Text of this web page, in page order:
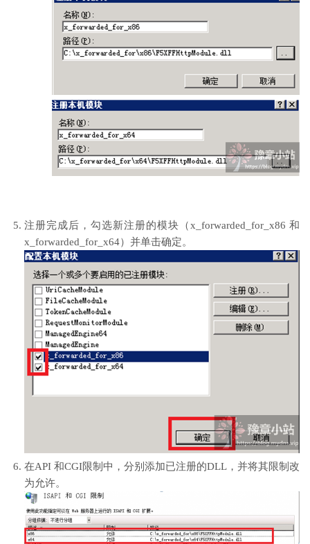
注册完成后，勾选新注册的模块（x_forwarded_for_x86 和
x_forwarded_for_x64）并单击确定。
在API 和CGI限制 中，分别添加已注册的DLL，并将其限制 改
为允许。